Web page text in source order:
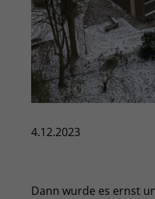
4.12.2023
Dann wurde es ernst